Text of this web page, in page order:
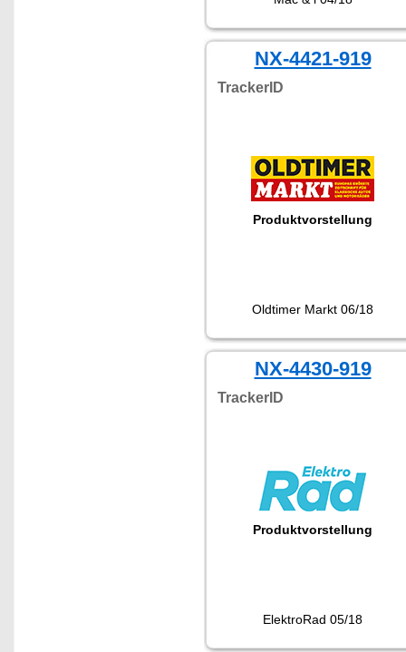
NX-4421-919
TrackerID
Produktvorstellung
Oldtimer Markt 06/18
NX-4430-919
TrackerID
Produktvorstellung
ElektroRad 05/18